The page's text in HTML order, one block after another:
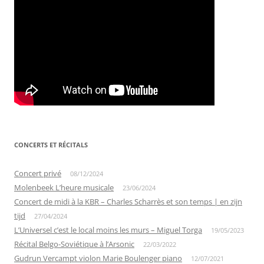
CONCERTS ET RÉCITALS
Concert privé 08/12/2024
Molenbeek L’heure musicale 23/06/2024
Concert de midi à la KBR – Charles Scharrès et son temps | en zijn
tijd
27/04/2024
L’Universel c’est le local moins les murs – Miguel Torga 19/05/2023
Récital Belgo-Soviétique à l’Arsonic 22/03/2022
Gudrun Vercampt violon Marie Boulenger piano 12/07/2021